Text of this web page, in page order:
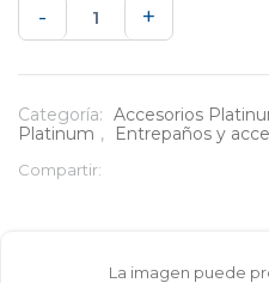
-
Cremallera
150
cm
+
Categoría: Accesorios
Platinum , Entrepaños y
Compartir:
La imagen puede